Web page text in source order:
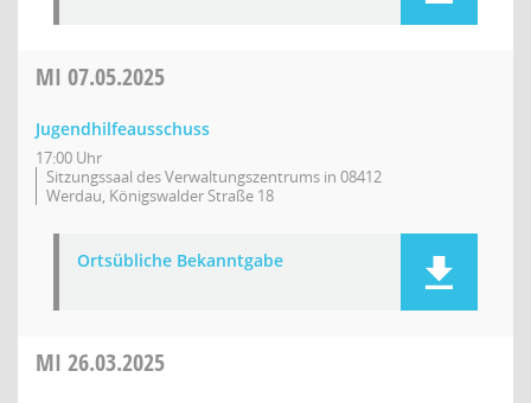
MI 07.05.2025
Jugendhilfeausschuss
17:00 Uhr
Sitzungssaal des Verwaltungszentrums in 08412
Werdau, Königswalder Straße 18
Ortsübliche Bekanntgabe
MI 26.03.2025